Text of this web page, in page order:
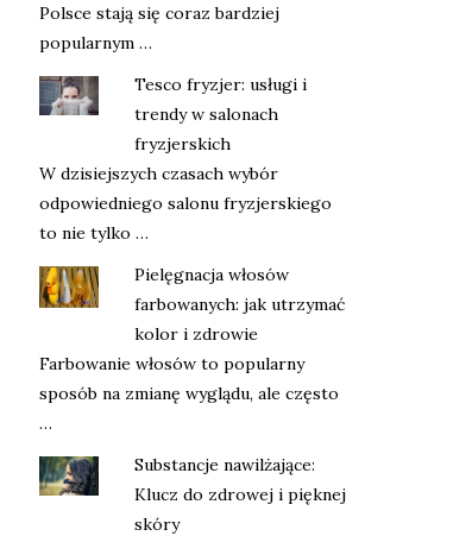
Polsce stają się coraz bardziej
popularnym …
Tesco fryzjer: usługi i
trendy w salonach
fryzjerskich
W dzisiejszych czasach wybór
odpowiedniego salonu fryzjerskiego
to nie tylko …
Pielęgnacja włosów
farbowanych: jak utrzymać
kolor i zdrowie
Farbowanie włosów to popularny
sposób na zmianę wyglądu, ale często
…
Substancje nawilżające:
Klucz do zdrowej i pięknej
skóry